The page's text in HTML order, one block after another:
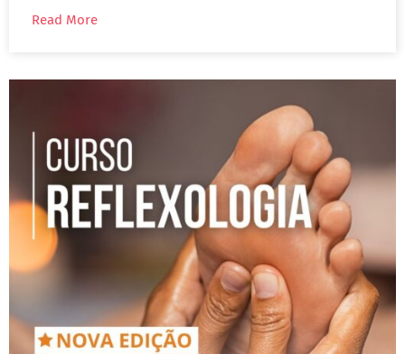
Read More